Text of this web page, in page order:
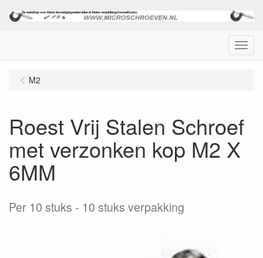
Menu
M2
Roest Vrij Stalen Schroef
met verzonken kop M2 X
6MM
Per 10 stuks 10 stuks verpakking